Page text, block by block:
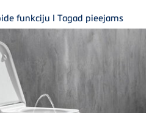
funkciju I Tagad pieejams